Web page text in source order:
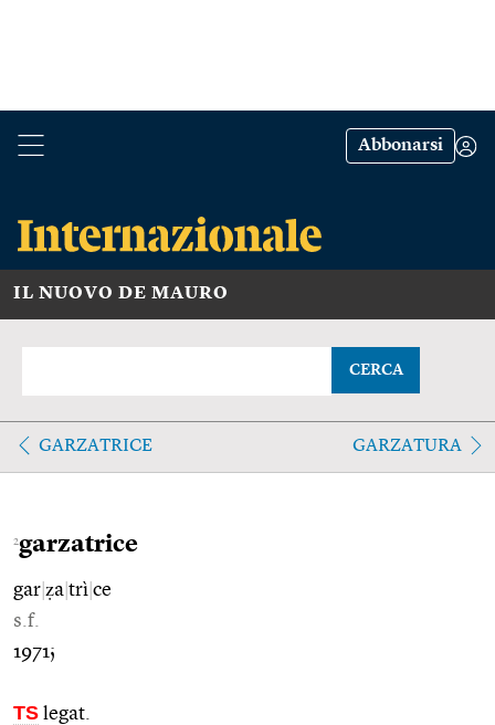
Abbonarsi
IL NUOVO DE MAURO
CERCA
GARZATRICE GARZATURA
2garzatrice
gar ẓa trì ce
s.f.
1971;
TS legat.